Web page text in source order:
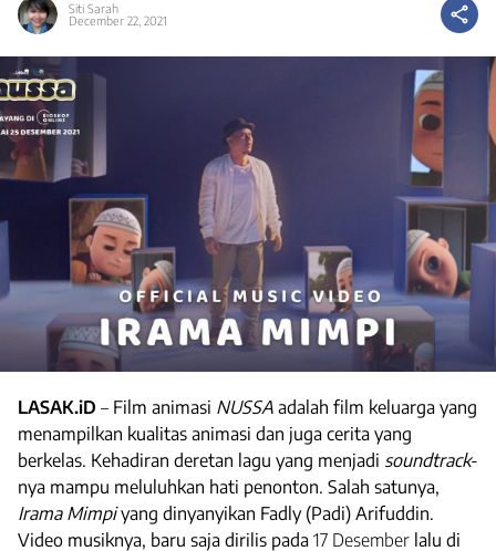
Siti Sarah
December 22, 2021
LASAK.iD – Film animasi NUSSA adalah film keluarga yang
menampilkan kualitas animasi dan juga cerita yang
berkelas. Kehadiran deretan lagu yang menjadi soundtrack-
nya mampu meluluhkan hati penonton. Salah satunya,
Irama Mimpiyang dinyanyikan Fadly (Padi) Arifuddin.
Video musiknya, baru saja dirilis pada 17 Desember lalu di